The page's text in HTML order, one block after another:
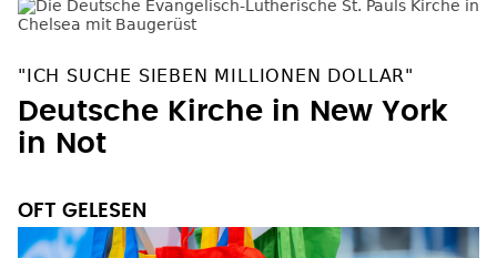
"ICH SUCHE SIEBEN MILLIONEN DOLLAR"
Deutsche Kirche in New York
in Not
OFT GELESEN